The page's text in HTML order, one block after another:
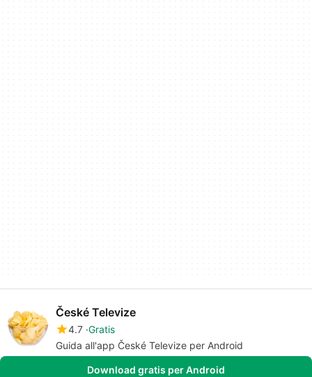
České Televize
4.7 Gratis
Guida all'app České Televize per Android
Download gratis per Android